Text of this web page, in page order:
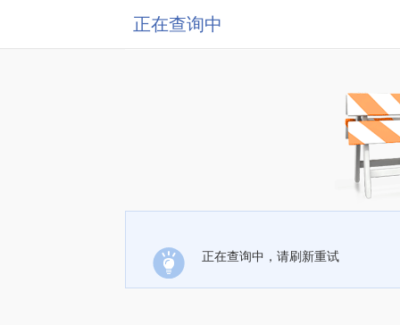
正在查询中
正在查询中，请刷新重试